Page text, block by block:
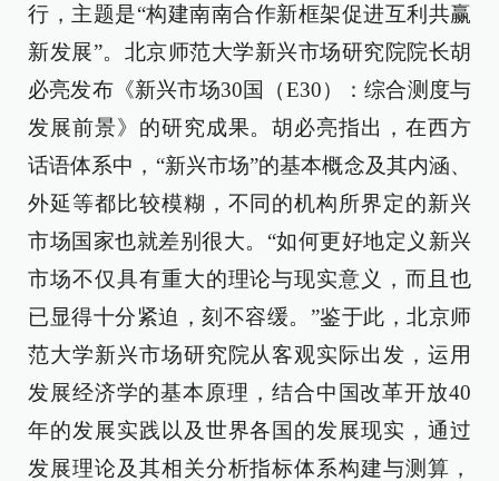
行，主题是“构建南南合作新框架促进互利共赢
新发展”。北京师范大学新兴市场研究院院长胡
必亮发布《新兴市场30国（E30）：综合测度与
发展前景》的研究成果。胡必亮指出，在西方
话语体系中，“新兴市场”的基本概念及其内涵、
外延等都比较模糊，不同的机构所界定的新兴
市场国家也就差别很大。“如何更好地定义新兴
市场不仅具有重大的理论与现实意义，而且也
已显得十分紧迫，刻不容缓。”鉴于此，北京师
范大学新兴市场研究院从客观实际出发，运用
发展经济学的基本原理，结合中国改革开放40
年的发展实践以及世界各国的发展现实，通过
发展理论及其相关分析指标体系构建与测算，